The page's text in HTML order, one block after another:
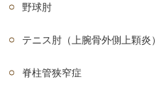
野球肘
テニス肘（上腕骨外側上顆炎）
脊柱管狭窄症